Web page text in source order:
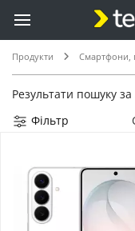
Продукти Смартфони,
Результати пошуку
Фільтр